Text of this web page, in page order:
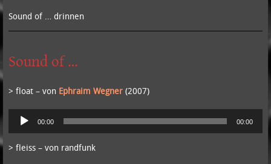
Sound of … drinnen
Sound of …
> float – von Ephraim Wegner(2007)
Audio-
Player
00:00 00:00
> fleiss – von randfunk